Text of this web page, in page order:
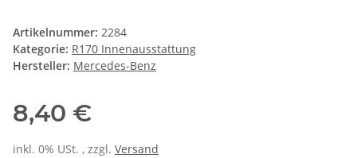
Artikelnummer: 2284
Kategorie: R170 Innenausstattung
Hersteller: Mercedes-Benz
8,40 €
inkl. 0% USt. , zzgl. Versand